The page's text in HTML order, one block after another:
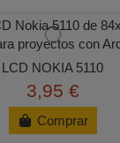
LCD NOKIA 5110
3,95 €
Comprar